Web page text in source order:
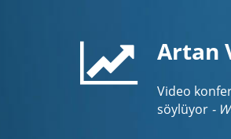
Artan
Video
söylüyor -